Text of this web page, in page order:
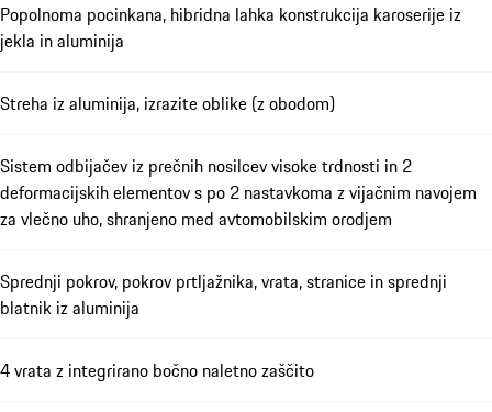
Popolnoma pocinkana, hibridna lahka konstrukcija karoserije iz
jekla in aluminija
Streha iz aluminija, izrazite oblike (z obodom)
Sistem odbijačev iz prečnih nosilcev visoke trdnosti in 2
deformacijskih elementov s po 2 nastavkoma z vijačnim navojem
za vlečno uho, shranjeno med avtomobilskim orodjem
Sprednji pokrov, pokrov prtljažnika, vrata, stranice in sprednji
blatnik iz aluminija
4 vrata z integrirano bočno naletno zaščito